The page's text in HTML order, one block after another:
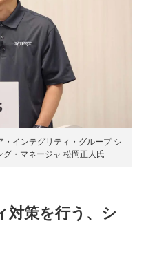
インテグリティ・グループ シ
・マネージャ 松岡正人氏
対策を行う、シ